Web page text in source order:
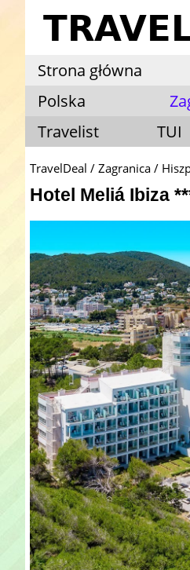
Strona główna
Polska
Travelist
TUI
TravelDeal Zagranica
Hotel Meliá Ibiza